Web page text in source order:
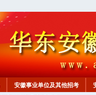
安徽事业单位及其他招考